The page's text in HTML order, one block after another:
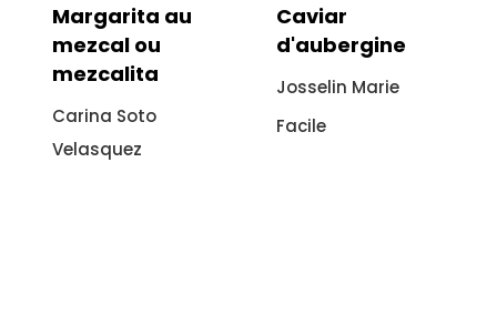
Caviar
d'aubergine
Josselin Marie
Facile
Vitello tonnato
sans viande :
recette
italienne à
l'aubergine